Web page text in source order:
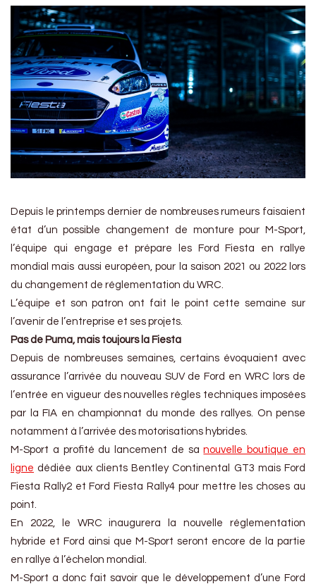
Depuis le printemps dernier de nombreuses rumeurs faisaient
état d’un possible changement de monture pour M-Sport,
l’équipe qui engage et prépare les Ford Fiesta en rallye
mondial mais aussi européen, pour la saison 2021 ou 2022 lors
du changement de réglementation du WRC.
L’équipe et son patron ont fait le point cette semaine sur
l’avenir de l’entreprise et ses projets.
Pas de Puma, mais toujours la Fiesta
Depuis de nombreuses semaines, certains évoquaient avec
assurance l’arrivée du nouveau SUV de Ford en WRC lors de
l’entrée en vigueur des nouvelles règles techniques imposées
par la FIA en championnat du monde des rallyes. On pense
notamment à l’arrivée des motorisations hybrides.
M-Sport a profité du lancement de sanouvelle boutique en
ligne dédiée aux clients Bentley Continental GT3 mais Ford
Fiesta Rally2 et Ford Fiesta Rally4 pour mettre les choses au
point.
En 2022, le WRC inaugurera la nouvelle réglementation
hybride et Ford ainsi que M-Sport seront encore de la partie
en rallye à l’échelon mondial.
M-Sport a donc fait savoir que le développement d’une Ford